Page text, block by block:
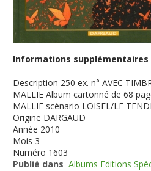
Informations supplémentaires
Description 250 ex. n° AVEC
MALLIE Album cartonné de 68
MALLIE scénario LOISEL/LE
Origine DARGAUD
Année 2010
Mois 3
Numéro 1603
Publié dans Albums Editions